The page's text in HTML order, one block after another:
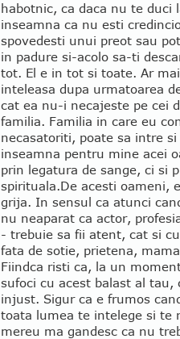
habotnic, ca daca nu te duci
inseamna ca nu esti
spovedesti unui preot sau
in padure si-acolo sa-ti
tot. El e in tot si toate. Ar
inteleasa dupa urmatoarea
cat ea nu-i necajeste pe cei
familia. Familia in care eu
necasatoriti, poate sa intre
inseamna pentru mine acei
prin legatura de sange, ci si
spirituala.De acesti oameni,
grija. In sensul ca atunci
nu neaparat ca actor,
- trebuie sa fii atent, cat si
fata de sotie, prietena,
Fiindca risti ca, la un
sufoci cu acest balast al tau,
injust. Sigur ca e frumos
toata lumea te intelege si te
mereu ma gandesc ca nu